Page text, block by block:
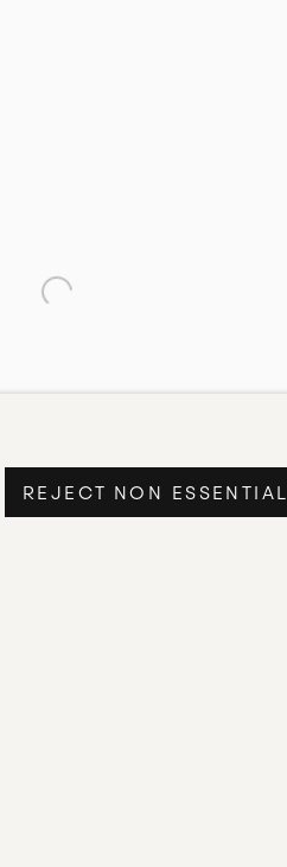
REJECT NON ESSENTIAL